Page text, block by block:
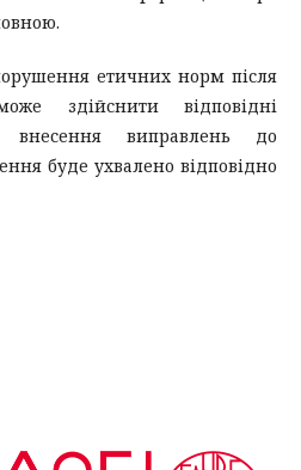
етичних норм після
здійснити відповідні
внесення виправлень до
буде ухвалено відповідно